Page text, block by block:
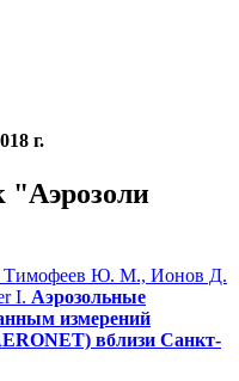
г.
"Аэрозоли
Тимофеев Ю. М., Ионов Д.
I. Аэрозольные
измерений
вблизи Санкт-